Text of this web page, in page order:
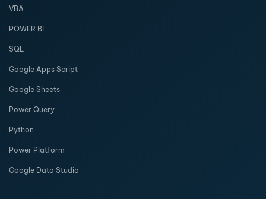
VBA
POWER BI
SQL
Google Apps Script
Google Sheets
Power Query
Python
Power Platform
Google Data Studio